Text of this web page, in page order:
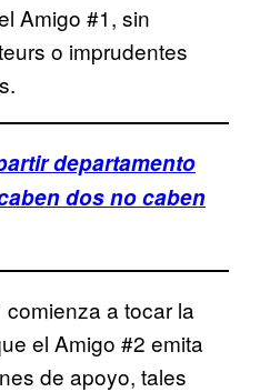
Amigo #1, sin
o imprudentes
departamento
dos no caben
a tocar la
el Amigo #2 emita
de apoyo, tales